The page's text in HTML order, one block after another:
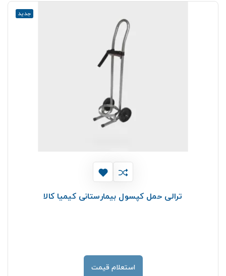
جدید
ترالی حمل کپسول بیمارستانی کیمیا کالا
استعلام قیمت